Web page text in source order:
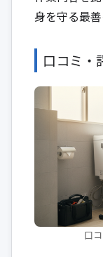
身を守る最善
口コミ・
口